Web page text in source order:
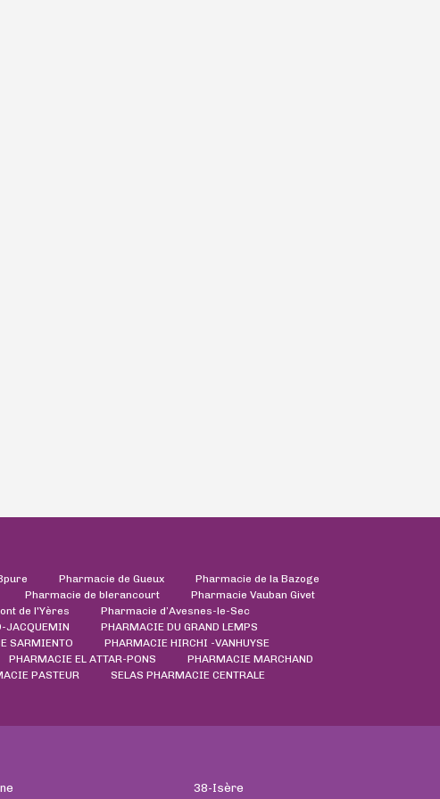
Pharmacie de Gueux
Pharmacie de la Bazoge
Pharmacie de blerancourt
Pharmacie Vauban Givet
de l'Yères
Pharmacie d’Avesnes-le-Sec
JACQUEMIN
PHARMACIE DU GRAND LEMPS
SARMIENTO
PHARMACIE HIRCHI -VANHUYSE
PHARMACIE EL ATTAR-PONS
PHARMACIE MARCHAND
PASTEUR
SELAS PHARMACIE CENTRALE
38-Isère